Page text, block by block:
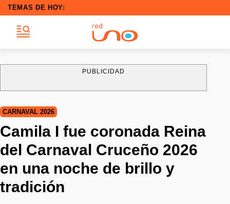
TEMAS DE HOY:
PUBLICIDAD
CARNAVAL 2026
Camila I fue coronada Reina
del Carnaval Cruceño 2026
en una noche de brillo y
tradición